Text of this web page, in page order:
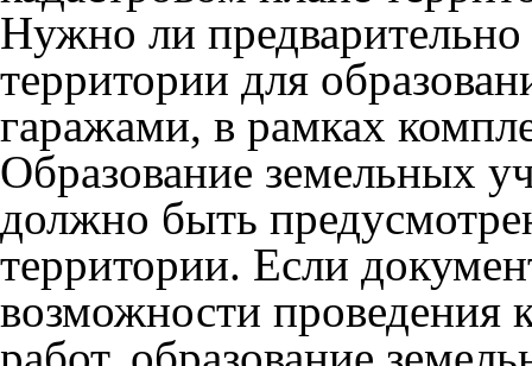
Нужно ли
территории для
гаражами, в рамках
Образование земельных
должно быть
территории. Если
возможности проведения